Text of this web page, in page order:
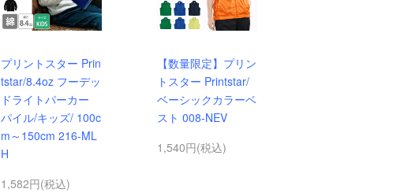
プリントスター Prin
tstar/8.4oz フーデッ
ドライトパーカー
パイル/キッズ/ 100c
m～150cm 216-ML
H
1,582円(税込)
【数量限定】プリン
トスター Printstar/
ベーシックカラーベ
スト 008-NEV
1,540円(税込)